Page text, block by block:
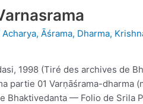
Acharya,Āśrama, Dharma,
1998 (Tiré des archives de
partie 01 Varṇāśrama-dharma
Bhaktivedanta — Folio de Srila